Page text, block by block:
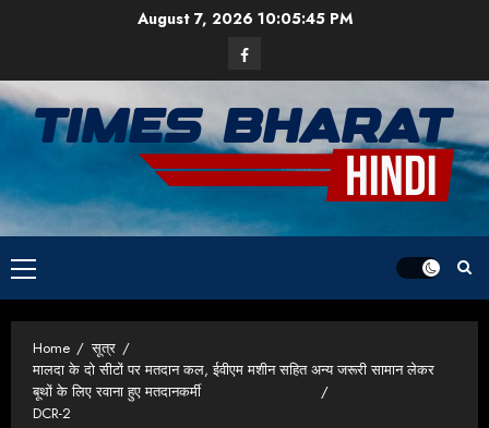
August 7, 2026 10:05:45 PM
Facebook
Primary
Menu
Home
सूत्र
मालदा के दो सीटों पर मतदान कल, ईवीएम मशीन सहित अन्य जरूरी सामान लेकर
बूथों के लिए रवाना हुए मतदानकर्मी
DCR-2